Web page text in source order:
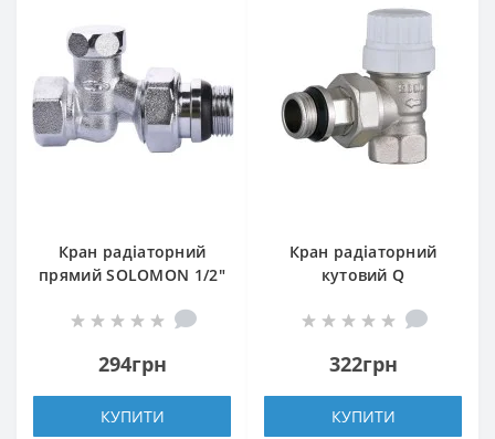
Кран радіаторний
прямий SOLOMON 1/2″
ущільнювачем 161405
294грн
КУПИТИ
Кран радіаторний
кутовий Q
NV-QP5017 під
ущільнювачем
322грн
КУПИТИ